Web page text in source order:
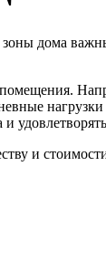
дома
нагрузки
и